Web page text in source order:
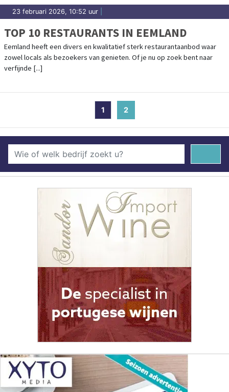
23 februari 2026, 10:52 uur
TOP 10 RESTAURANTS IN EEMLAND
Eemland heeft een divers en kwalitatief sterk restaurantaanbod waar
zowel locals als bezoekers van genieten. Of je nu op zoek bent naar
verfijnde [...]
1 2(current)